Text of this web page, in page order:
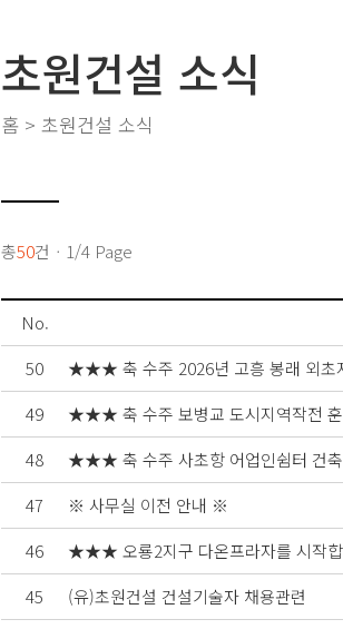
초원건설 소식
홈 > 초원건설 소식
총50건ㆍ1/4 Page
No.
50
★★★ 축 수주 2026년 고흥 봉래 외
49
★★★ 축 수주 보병교 도시지역작전
48
★★★ 축 수주 사초항 어업인쉼터 건
47
※ 사무실 이전 안내 ※
46
★★★ 오룡2지구 다온프라자를 시
45
(유)초원건설 건설기술자 채용관련